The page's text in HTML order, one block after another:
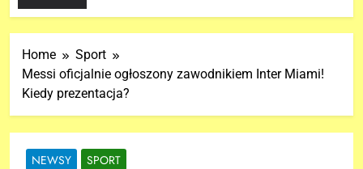
Home
Sport
Messi oficjalnie ogłoszony zawodnikiem Inter Miami!
Kiedy prezentacja?
NEWSY SPORT